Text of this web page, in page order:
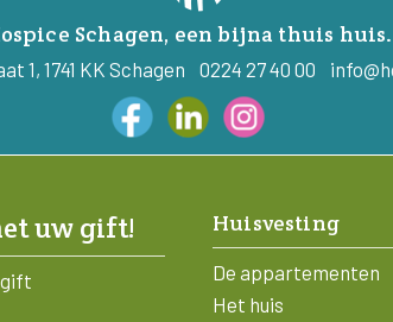
Schagen, een bijna thuis huis.
1, 1741 KK Schagen 0224 27 40 00
uw gift!
gift
Huisvesting
De appartementen
Het huis